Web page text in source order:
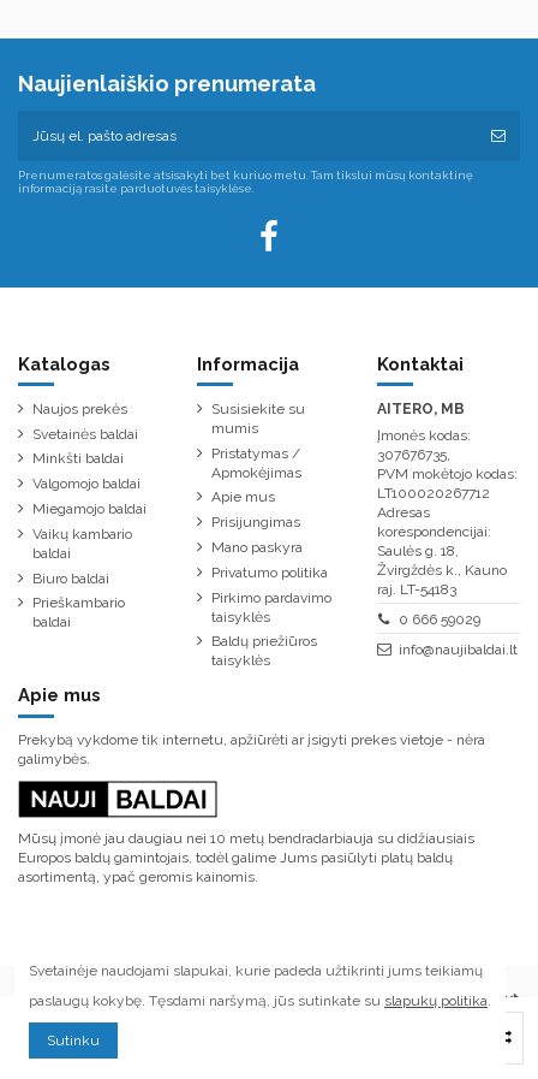
Naujienlaiškio prenumerata
Prenumeratos galėsite atsisakyti bet kuriuo metu. Tam tikslui mūsų kontaktinę
informaciją rasite parduotuvės taisyklėse.
Katalogas
Naujos prekės
Svetainės baldai
Minkšti baldai
Valgomojo baldai
Miegamojo baldai
Vaikų kambario
baldai
Biuro baldai
Prieškambario
baldai
Informacija
Susisiekite su
mumis
Pristatymas /
Apmokėjimas
Apie mus
Prisijungimas
Mano paskyra
Privatumo politika
Pirkimo pardavimo
taisyklės
Baldų priežiūros
taisyklės
Kontaktai
AITERO, MB
Įmonės kodas:
307676735,
PVM mokėtojo kodas:
LT100020267712
Adresas
korespondencijai:
Saulės g. 18,
Žvirgždės k., Kauno
raj. LT-54183
0 666 59029
info@naujibaldai.lt
Apie mus
Prekybą vykdome tik internetu, apžiūrėti ar įsigyti prekes vietoje - nėra
galimybės.
Mūsų įmonė jau daugiau nei 10 metų bendradarbiauja su didžiausiais
Europos baldų gamintojais, todėl galime Jums pasiūlyti platų baldų
asortimentą, ypač geromis kainomis.
© Visos teisės saugomos. Kopijuoti ar platinti tinklapyje esančią informaciją
Svetainėje naudojami slapukai, kurie padeda užtikrinti jums teikiamų
paslaugų kokybę. Tęsdami naršymą, jūs sutinkate su slapukų politika.
Sutinku